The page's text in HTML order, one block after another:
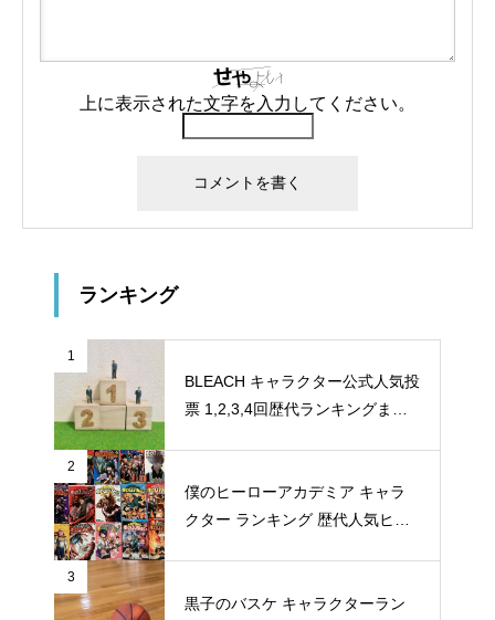
上に表示された文字を入力してください。
ランキング
1
BLEACH キャラクター公式人気投
票 1,2,3,4回歴代ランキングまと
2
僕のヒーローアカデミア キャラ
クター ランキング 歴代人気ヒー
3
黒子のバスケ キャラクターラン